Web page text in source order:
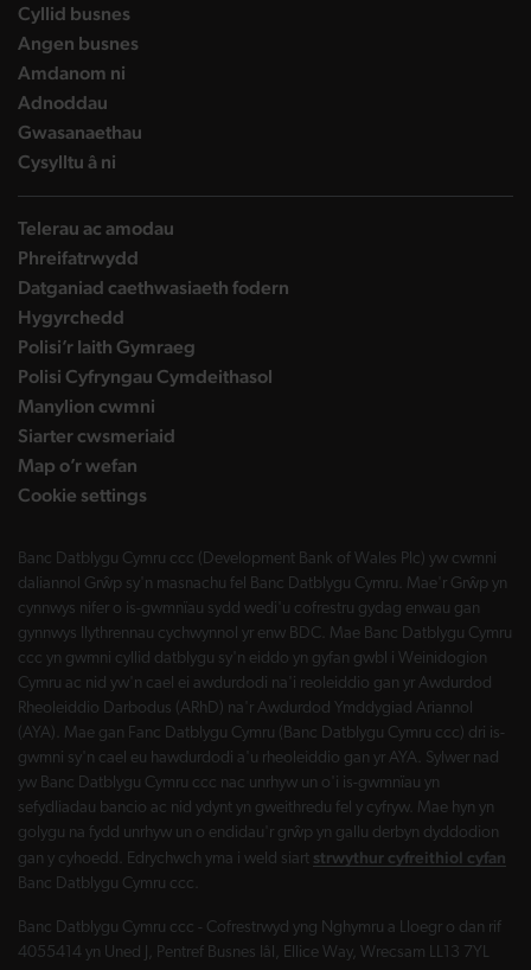
Cyllid busneslanding page
Angen busneslanding page
Amdanom ni
Adnoddau
Gwasanaethau
Cysylltu â ni
Telerau ac amodau
Phreifatrwydd
Datganiad caethwasiaeth fodern
Hygyrchedd
Polisi’r Iaith Gymraeg
Polisi Cyfryngau Cymdeithasol
Manylion cwmni
Siarter cwsmeriaid
Map o’r wefan
Cookie settings
Banc Datblygu Cymru ccc (Development Bank of Wales Plc) yw cwmni
daliannol Grŵp sy'n masnachu fel Banc Datblygu Cymru. Mae'r Grŵp yn
cynnwys nifer o is-gwmnïau sydd wedi'u cofrestru gydag enwau gan
gynnwys llythrennau cychwynnol yr enw BDC. Mae Banc Datblygu Cymru
ccc yn gwmni cyllid datblygu sy'n eiddo yn gyfan gwbl i Weinidogion
Cymru ac nid yw'n cael ei awdurdodi na'i reoleiddio gan yr Awdurdod
Rheoleiddio Darbodus (ARhD) na'r Awdurdod Ymddygiad Ariannol
(AYA). Mae gan Fanc Datblygu Cymru (Banc Datblygu Cymru ccc) dri is-
gwmni sy'n cael eu hawdurdodi a'u rheoleiddio gan yr AYA. Sylwer nad
yw Banc Datblygu Cymru ccc nac unrhyw un o'i is-gwmnïau yn
sefydliadau bancio ac nid ydynt yn gweithredu fel y cyfryw. Mae hyn yn
golygu na fydd unrhyw un o endidau'r grŵp yn gallu derbyn dyddodion
gan y cyhoedd. Edrychwch yma i weld siart strwythur cyfreithiol cyfan
Banc Datblygu Cymru ccc.
Banc Datblygu Cymru ccc - Cofrestrwyd yng Nghymru a Lloegr o dan rif
4055414 yn Uned J, Pentref Busnes Iâl, Ellice Way, Wrecsam LL13 7YL